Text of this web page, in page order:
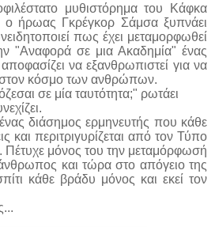
μυθιστόρημα του Κάφκα
ήρωας Γκρέγκορ Σάμσα ξυπνάει
πως έχει μεταμορφωθεί
"Αναφορά σε μια Ακαδημία" ένας
να εξανθρωπιστεί για να
στον κόσμο των ανθρώπων.
σε μία ταυτότητα;" ρωτάει
ένας διάσημος ερμηνευτής που κάθε
και περιτριγυρίζεται από τον Τύπο
Πέτυχε μόνος του την μεταμόρφωσή
και τώρα στο απόγειο της
κάθε βράδυ μόνος και εκεί τον